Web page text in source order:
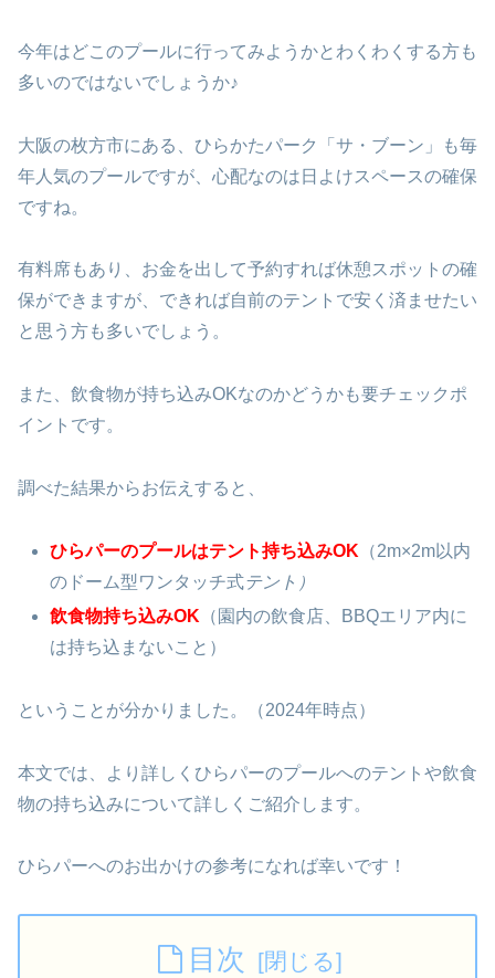
今年はどこのプールに行ってみようかとわくわくする方も
多いのではないでしょうか♪
大阪の枚方市にある、ひらかたパーク「サ・ブーン」も毎
年人気のプールですが、心配なのは日よけスペースの確保
ですね。
有料席もあり、お金を出して予約すれば休憩スポットの確
保ができますが、できれば自前のテントで安く済ませたい
と思う方も多いでしょう。
また、飲食物が持ち込みOKなのかどうかも要チェックポ
イントです。
調べた結果からお伝えすると、
ひらパーのプールはテント持ち込みOK （2m×2m以内
のドーム型ワンタッチ式テント）
飲食物持ち込みOK （園内の飲食店、BBQエリア内に
は持ち込まないこと）
ということが分かりました。（2024年時点）
本文では、より詳しくひらパーのプールへのテントや飲食
物の持ち込みについて詳しくご紹介します。
ひらパーへのお出かけの参考になれば幸いです！
目次